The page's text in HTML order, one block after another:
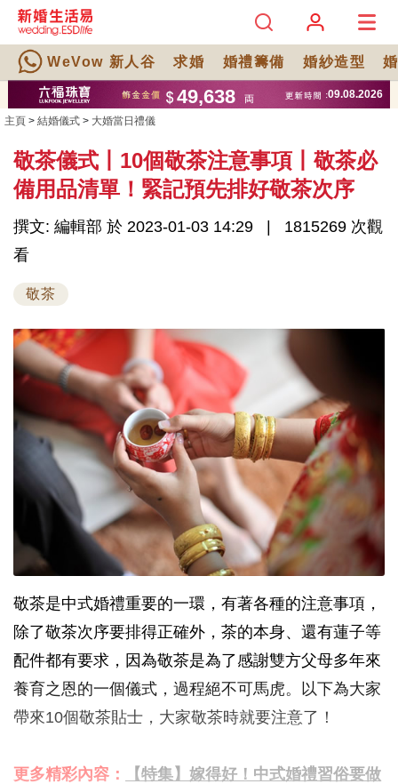
WeVow 新人谷 求婚 婚禮籌備 婚紗造型
主頁 > 結婚儀式 > 大婚當日禮儀
敬茶儀式丨10個敬茶注意事項丨敬茶必
備用品清單！緊記預先排好敬茶次序
撰文: 編輯部 於 2023-01-03 14:29
1815269 次觀
看
敬茶
敬茶是中式婚禮重要的一環，有著各種的注意事項，
除了敬茶次序要排得正確外，茶的本身、還有蓮子等
配件都有要求，因為敬茶是為了感謝雙方父母多年來
養育之恩的一個儀式，過程絕不可馬虎。以下為大家
帶來10個敬茶貼士，大家敬茶時就要注意了！
更多精彩內容：
【特集】嫁得好！中式婚禮習俗要做